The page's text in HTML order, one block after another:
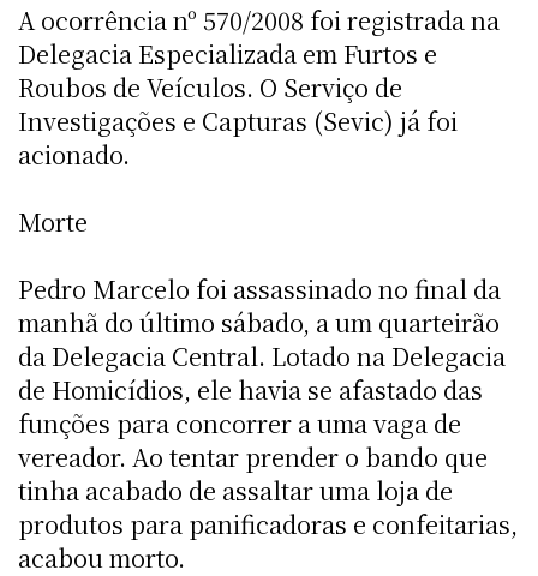
A ocorrência nº 570/2008 foi registrada na
Delegacia Especializada em Furtos e
Roubos de Veículos. O Serviço de
Investigações e Capturas (Sevic) já foi
acionado.
Morte
Pedro Marcelo foi assassinado no final da
manhã do último sábado, a um quarteirão
da Delegacia Central. Lotado na Delegacia
de Homicídios, ele havia se afastado das
funções para concorrer a uma vaga de
vereador. Ao tentar prender o bando que
tinha acabado de assaltar uma loja de
produtos para panificadoras e confeitarias,
acabou morto.